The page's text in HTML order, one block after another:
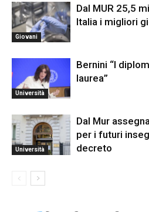
Giovani
Dal MUR 25,5
Italia i migliori
Università
Bernini “I
laurea”
Università
Dal Mur
per i futuri
decreto